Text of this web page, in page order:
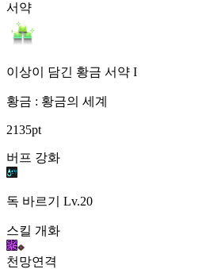
서약
이상이 담긴 황금 서약 I
황금 : 황금의 세계
2135pt
버프 강화
독 바르기 Lv.20
스킬 개화
천망연격